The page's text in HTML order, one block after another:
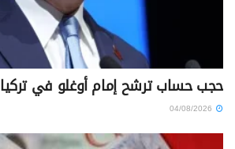
حجب حساب ترشح إمام أوغلو في تركيا